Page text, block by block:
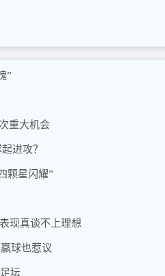
”
重大机会
进攻？
颗星闪耀”
现真谈不上理想
球也惹议
坛